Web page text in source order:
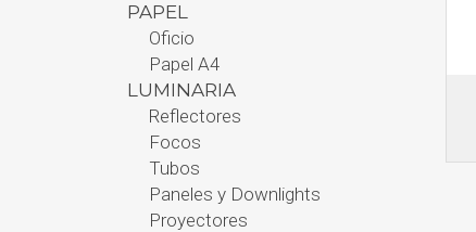
PAPEL
Oficio
Papel A4
LUMINARIA
Reflectores
Focos
Tubos
Paneles y Downlights
Proyectores